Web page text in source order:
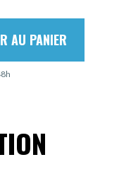
AU PANIER